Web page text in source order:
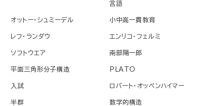
言語
オットー・シュミーデル 小中高一貫教育
レフ・ランダウ エンリコ・フェルミ
ソフトウエア 南部陽一郎
平面三角形分子構造 PLATO
入試 ロバート・オッペンハイマー
半群 数学的構造